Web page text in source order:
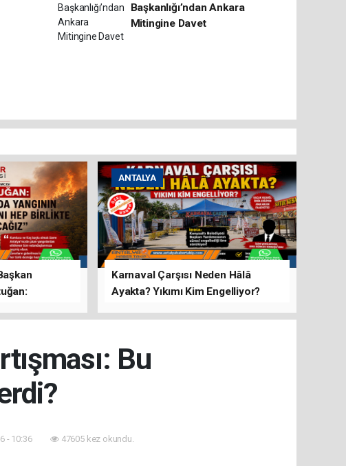
Başkanlığı’ndan Ankara
Mitingine Davet
ANTALYA
Karnaval Çarşısı Neden Hâlâ
Ayakta? Yıkımı Kim Engelliyor?
Bu
- 10:36 47605 kez okundu.